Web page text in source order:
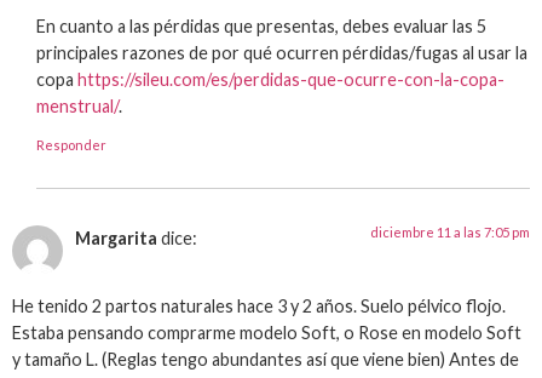
En cuanto a las pérdidas que presentas, debes evaluar las 5
principales razones de por qué ocurren pérdidas/fugas al usar la
copa https://sileu.com/es/perdidas-que-ocurre-con-la-copa-
menstrual/.
Responder
Margarita dice: diciembre 11 a las 7:05 pm
He tenido 2 partos naturales hace 3 y 2 años. Suelo pélvico flojo.
Estaba pensando comprarme modelo Soft, o Rose en modelo Soft
y tamaño L. (Reglas tengo abundantes así que viene bien) Antes de